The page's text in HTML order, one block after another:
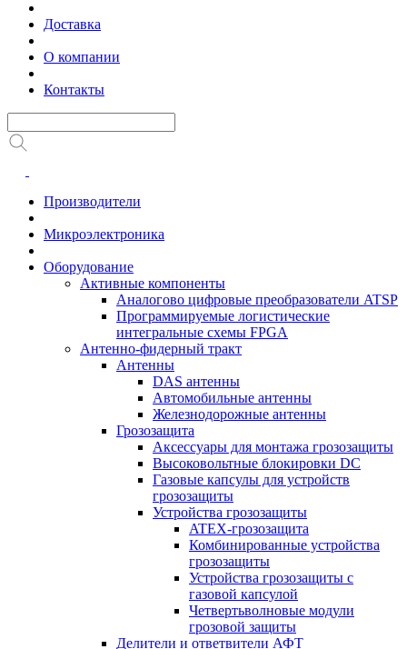
Доставка
О компании
Контакты
Производители
Микроэлектроника
Оборудование
Активные компоненты
Аналогово цифровые преобразователи ATSP
Программируемые логистические
интегральные схемы FPGA
Антенно-фидерный тракт
Антенны
DAS антенны
Автомобильные антенны
Железнодорожные антенны
Грозозащита
Аксессуары для монтажа грозозащиты
Высоковольтные блокировки DC
Газовые капсулы для устройств
грозозащиты
Устройства грозозащиты
ATEX-грозозащита
Комбинированные устройства
грозозащиты
Устройства грозозащиты с
газовой капсулой
Четвертьволновые модули
грозовой защиты
Делители и ответвители АФТ